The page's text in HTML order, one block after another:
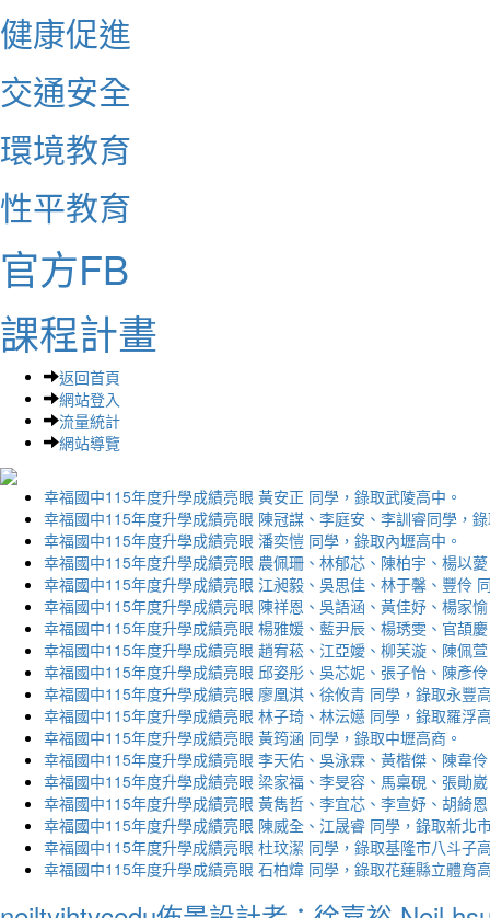
健康促進
交通安全
環境教育
性平教育
官方FB
課程計畫
返回首頁
網站登入
流量統計
網站導覽
幸福國中115年度升學成績亮眼 黃安正 同學，錄取武陵高中。
幸福國中115年度升學成績亮眼 陳冠謀、李庭安、李訓睿同學，
幸福國中115年度升學成績亮眼 潘奕愷 同學，錄取內壢高中。
幸福國中115年度升學成績亮眼 農佩珊、林郁芯、陳柏宇、楊以
幸福國中115年度升學成績亮眼 江昶毅、吳思佳、林于馨、豐伶
幸福國中115年度升學成績亮眼 陳祥恩、吳語涵、黃佳妤、楊家
幸福國中115年度升學成績亮眼 楊雅媛、藍尹辰、楊琇雯、官頡
幸福國中115年度升學成績亮眼 趙宥菘、江亞嬡、柳芙漩、陳佩
幸福國中115年度升學成績亮眼 邱姿彤、吳芯妮、張子怡、陳彥
幸福國中115年度升學成績亮眼 廖凰淇、徐攸青 同學，錄取永豐
幸福國中115年度升學成績亮眼 林子琦、林沄嬨 同學，錄取羅浮
幸福國中115年度升學成績亮眼 黃筠涵 同學，錄取中壢高商。
幸福國中115年度升學成績亮眼 李天佑、吳泳霖、黃楷傑、陳韋
幸福國中115年度升學成績亮眼 梁家福、李旻容、馬稟硯、張勛
幸福國中115年度升學成績亮眼 黃雋哲、李宜芯、李宣妤、胡綺
幸福國中115年度升學成績亮眼 陳威全、江晟睿 同學，錄取新北
幸福國中115年度升學成績亮眼 杜玟潔 同學，錄取基隆市八斗子
幸福國中115年度升學成績亮眼 石柏煒 同學，錄取花蓮縣立體育